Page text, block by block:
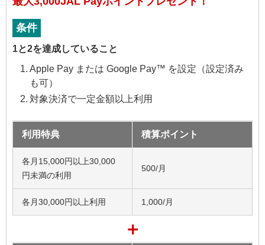
条件
1と2を達成していること
Apple Pay または Google Pay™ を設定（設定済み
も可）
対象決済で一定金額以上利用
利用特典 積算ポイント
各月15,000円以上30,000
円未満の利用
500/月
各月30,000円以上利用 1,000/月
＋